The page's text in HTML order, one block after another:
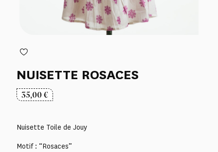
NUISETTE ROSACES
35,00€
Nuisette Toile de Jouy
Motif : “Rosaces”